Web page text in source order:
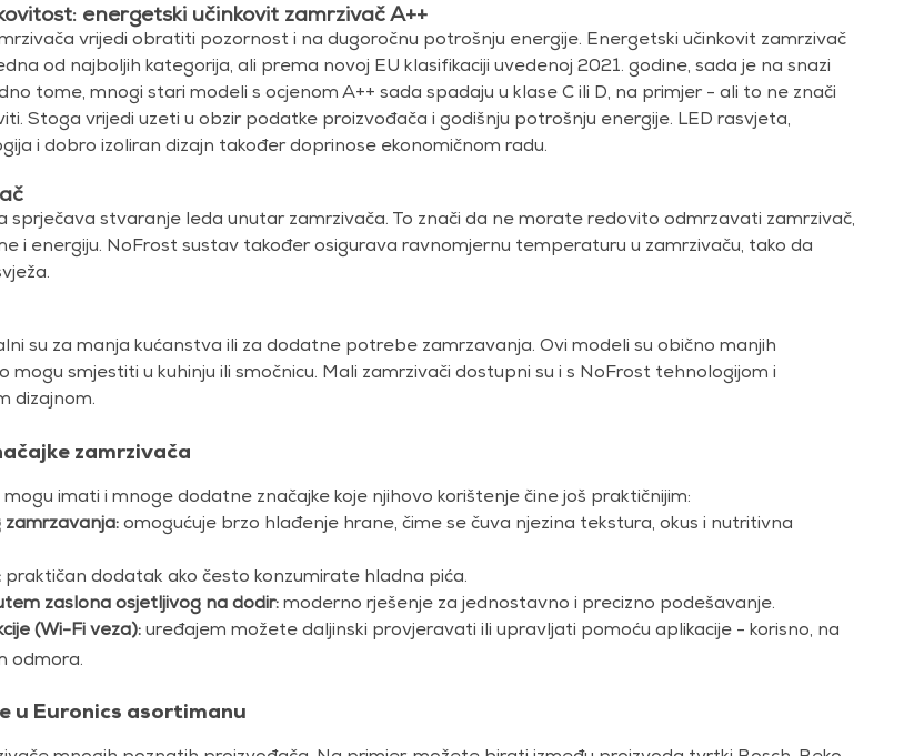
energetski učinkovit zamrzivač A++
vrijedi obratiti pozornost i na dugoročnu potrošnju energije. Energetski učinkovit zamrzivač
od najboljih kategorija, ali prema novoj EU klasifikaciji uvedenoj 2021. godine, sada je na snazi
tome, mnogi stari modeli s ocjenom A++ sada spadaju u klase C ili D, na primjer - ali to ne znači
Stoga vrijedi uzeti u obzir podatke proizvođača i godišnju potrošnju energije. LED rasvjeta,
i dobro izoliran dizajn također doprinose ekonomičnom radu.
sprječava stvaranje leda unutar zamrzivača. To znači da ne morate redovito odmrzavati zamrzivač,
i energiju. NoFrost sustav također osigurava ravnomjernu temperaturu u zamrzivaču, tako da
su za manja kućanstva ili za dodatne potrebe zamrzavanja. Ovi modeli su obično manjih
mogu smjestiti u kuhinju ili smočnicu. Mali zamrzivači dostupni su i s NoFrost tehnologijom i
dizajnom.
zamrzivača
imati i mnoge dodatne značajke koje njihovo korištenje čine još praktičnijim:
zamrzavanja: omogućuje brzo hlađenje hrane, čime se čuva njezina tekstura, okus i nutritivna
praktičan dodatak ako često konzumirate hladna pića.
zaslona osjetljivog na dodir: moderno rješenje za jednostavno i precizno podešavanje.
(Wi-Fi veza): uređajem možete daljinski provjeravati ili upravljati pomoću aplikacije - korisno, na
odmora.
u Euronics asortimanu